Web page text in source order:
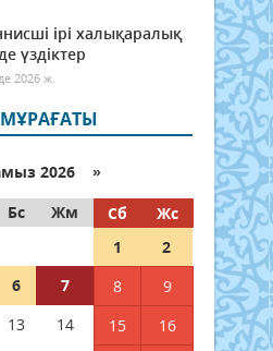
ірі халықаралық
үздіктер
2026 ж.
2026 »
Бс Жм Сб
Жс
1
2
6 7 8
9
13 14 15
16